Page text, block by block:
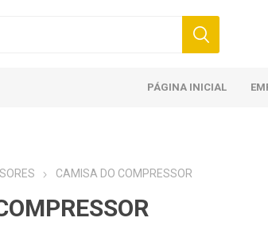
PÁGINA INICIAL
CAMISA DO COMPRESSOR